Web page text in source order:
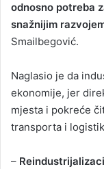
odnosno potreba
snažnijim
Smailbegović.
Naglasio je da
ekonomije, jer
mjesta i pokreće
transporta i
–